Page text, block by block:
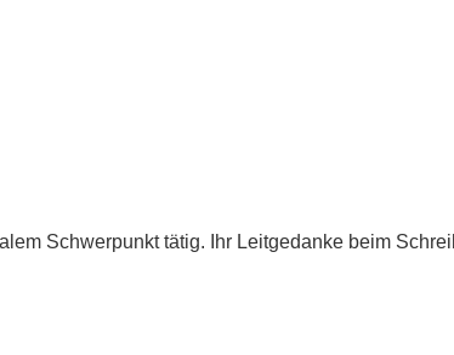
Schwerpunkt tätig. Ihr Leitgedanke beim